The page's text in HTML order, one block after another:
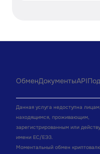
ОбменДокументыAPI
Данная услуга недоступна лицам,
находящимся, проживающим,
зарегистрированным или
имени ЕС/ЕЭЗ.
Моментальный обмен